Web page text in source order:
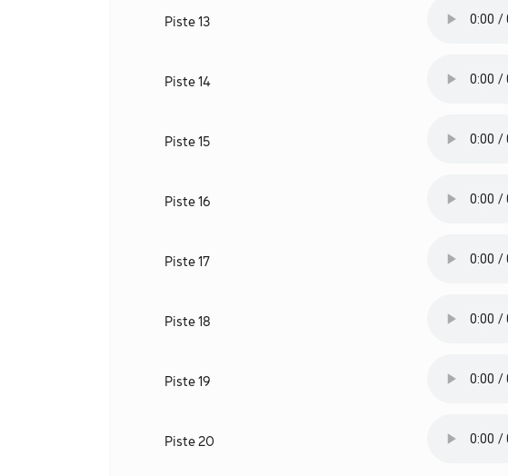
Piste 13
Piste 14
Piste 15
Piste 16
Piste 17
Piste 18
Piste 19
Piste 20